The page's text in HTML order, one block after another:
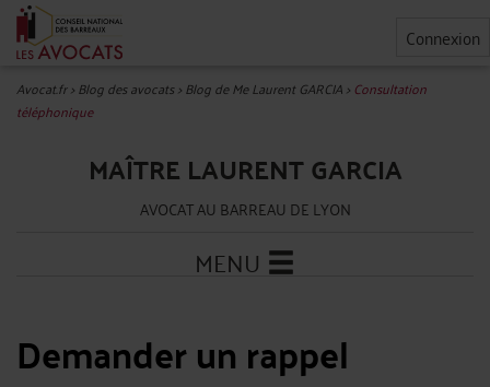
Connexion
Avocat.fr>Blog des avocats>Blog de Me Laurent GARCIA> Consultation
téléphonique
MAÎTRE LAURENT GARCIA
AVOCAT AU BARREAU DE LYON
MENU
Demander un rappel